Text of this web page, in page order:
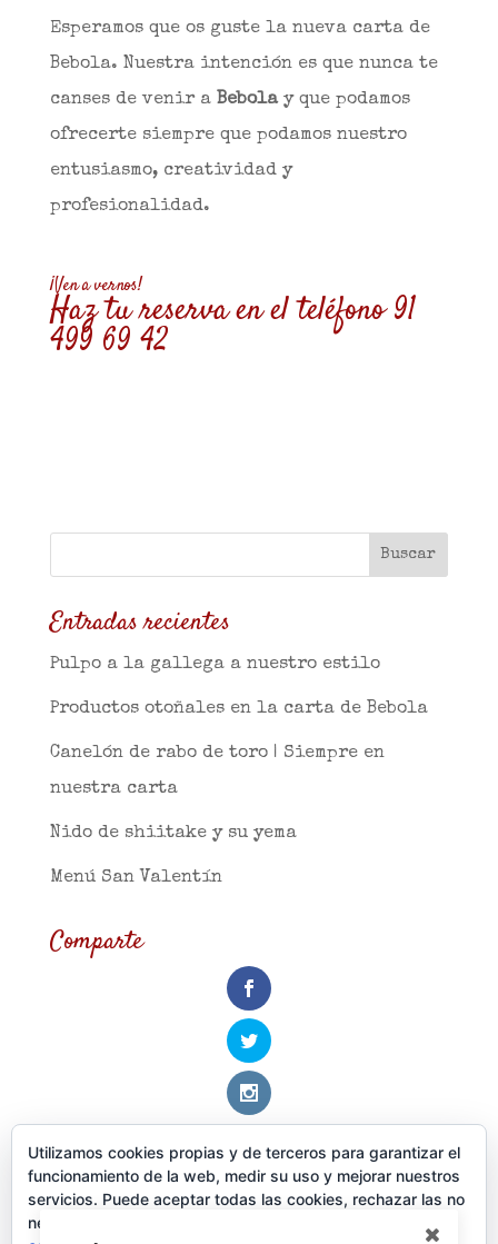
Esperamos que os guste la nueva carta de
Bebola. Nuestra intención es que nunca te
canses de venir a Bebolay que podamos
ofrecerte siempre que podamos nuestro
entusiasmo, creatividad y
profesionalidad.
¡Ven a vernos!
Haz tu reserva en el teléfono 91
499 69 42
Entradas recientes
Pulpo a la gallega a nuestro estilo
Productos otoñales en la carta de Bebola
Canelón de rabo de toro | Siempre en
nuestra carta
Nido de shiitake y su yema
Menú San Valentín
Comparte
Categorías
Utilizamos cookies propias y de terceros para garantizar el
funcionamiento de la web, medir su uso y mejorar nuestros
servicios. Puede aceptar todas las cookies, rechazar las no
necesarias o configurar sus preferencias.